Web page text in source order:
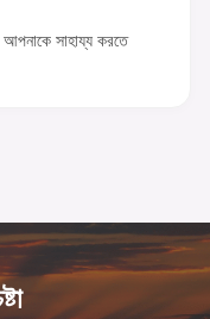
সাহায্য করতে